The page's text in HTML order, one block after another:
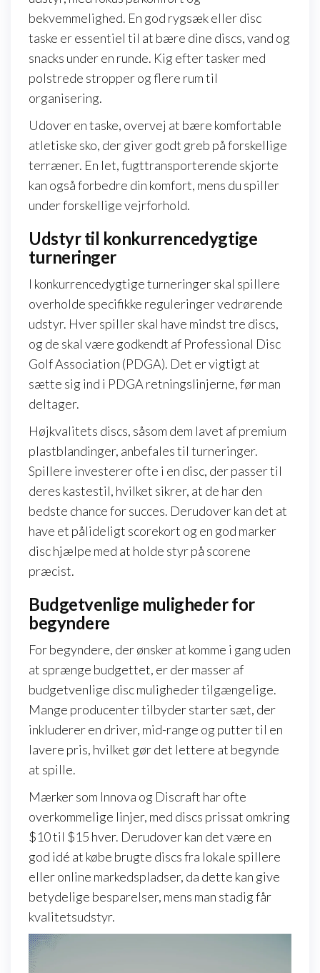
bekvemmelighed. En god rygsæk eller disc
taske er essentiel til at bære dine discs, vand og
snacks under en runde. Kig efter tasker med
polstrede stropper og flere rum til
organisering.
Udover en taske, overvej at bære komfortable
atletiske sko, der giver godt greb på forskellige
terræner. En let, fugttransporterende skjorte
kan også forbedre din komfort, mens du spiller
under forskellige vejrforhold.
Udstyr til konkurrencedygtige
turneringer
I konkurrencedygtige turneringer skal spillere
overholde specifikke reguleringer vedrørende
udstyr. Hver spiller skal have mindst tre discs,
og de skal være godkendt af Professional Disc
Golf Association (PDGA). Det er vigtigt at
sætte sig ind i PDGA retningslinjerne, før man
deltager.
Højkvalitets discs, såsom dem lavet af premium
plastblandinger, anbefales til turneringer.
Spillere investerer ofte i en disc, der passer til
deres kastestil, hvilket sikrer, at de har den
bedste chance for succes. Derudover kan det at
have et pålideligt scorekort og en god marker
disc hjælpe med at holde styr på scorene
præcist.
Budgetvenlige muligheder for
begyndere
For begyndere, der ønsker at komme i gang uden
at sprænge budgettet, er der masser af
budgetvenlige disc muligheder tilgængelige.
Mange producenter tilbyder starter sæt, der
inkluderer en driver, mid-range og putter til en
lavere pris, hvilket gør det lettere at begynde
at spille.
Mærker som Innova og Discraft har ofte
overkommelige linjer, med discs prissat omkring
$10 til $15 hver. Derudover kan det være en
god idé at købe brugte discs fra lokale spillere
eller online markedspladser, da dette kan give
betydelige besparelser, mens man stadig får
kvalitetsudstyr.